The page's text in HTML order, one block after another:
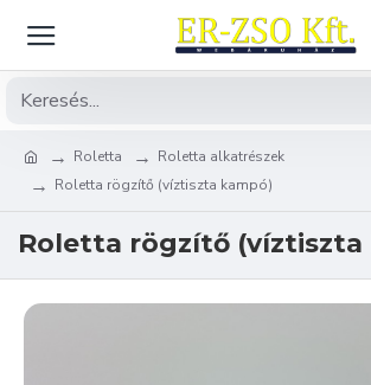
Roletta
Roletta alkatrészek
Roletta rögzítő (víztiszta kampó)
Roletta rögzítő (víztiszta